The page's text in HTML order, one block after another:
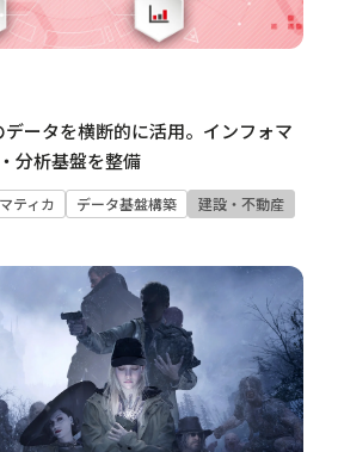
ータを横断的に活用。インフォマ
分析基盤を整備
ティカ データ基盤構築 建設・不動産